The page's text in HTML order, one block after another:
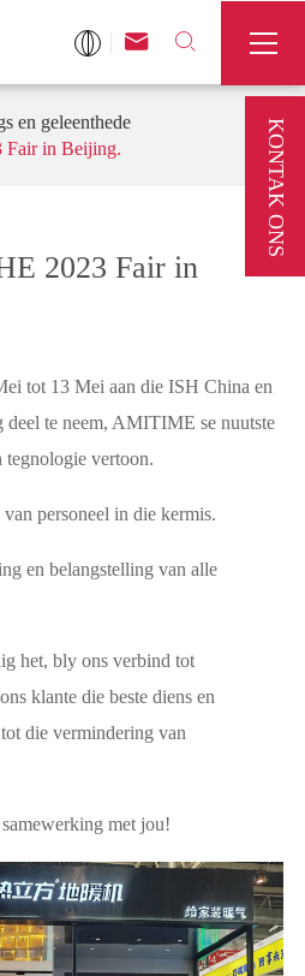
 

en geleenthede
in Beijing.
2023 Fair in
tot 13 Mei aan die ISH China en
te neem, AMITIME se nuutste
tegnologie vertoon.
personeel in die kermis.
en belangstelling van alle
het, bly ons verbind tot
klante die beste diens en
die vermindering van
met jou!
KONTAK ONS